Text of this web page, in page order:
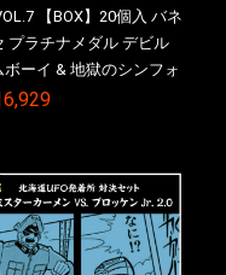
【BOX】20個入 バネ
プラチナメダル デビル
ボーイ & 地獄のシンフォ
初回シリアルNO.入 ケー